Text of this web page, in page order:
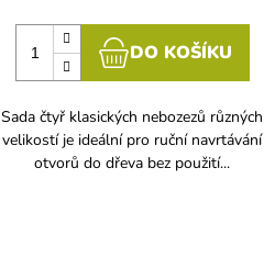
DO KOŠÍKU
Sada čtyř klasických nebozezů různých
velikostí je ideální pro ruční navrtávání
otvorů do dřeva bez použití...